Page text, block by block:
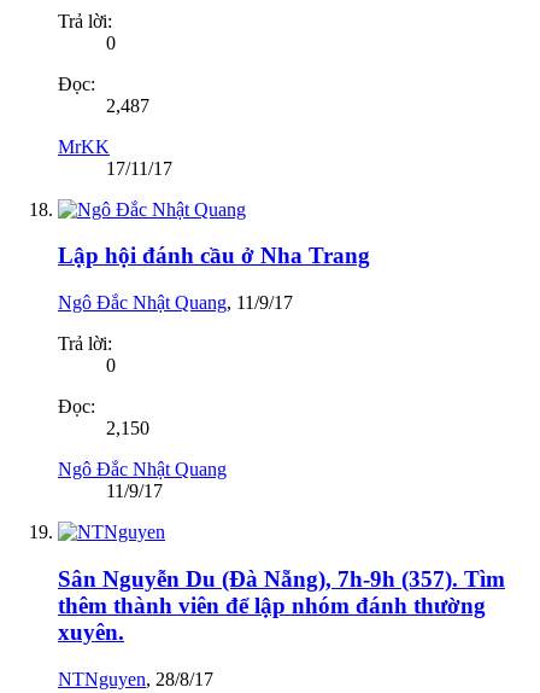
Trả lời:
0
Đọc:
2,487
MrKK
17/11/17
Lập hội đánh cầu ở Nha Trang
Ngô Đắc Nhật Quang, 11/9/17
Trả lời:
0
Đọc:
2,150
Ngô Đắc Nhật Quang
11/9/17
Sân Nguyễn Du (Đà Nẵng), 7h-9h (357). Tìm
thêm thành viên để lập nhóm đánh thường
xuyên.
NTNguyen, 28/8/17